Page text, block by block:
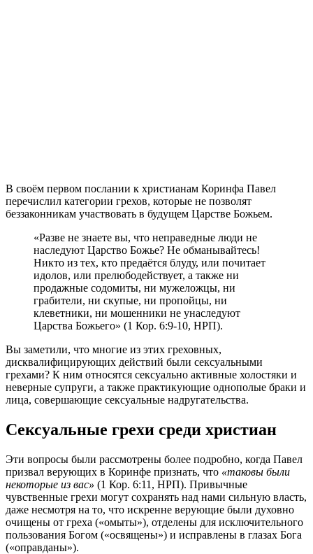
В своём первом послании к христианам Коринфа Павел
перечислил категории грехов, которые не позволят
беззаконникам участвовать в будущем Царстве Божьем.
«Разве не знаете вы, что неправедные люди не
наследуют Царство Божье? Не обманывайтесь!
Никто из тех, кто предаётся блуду, или почитает
идолов, или прелюбодействует, а также ни
продажные содомиты, ни мужеложцы, ни
грабители, ни скупые, ни пропойцы, ни
клеветники, ни мошенники не унаследуют
Царства Божьего» (1 Кор. 6:9-10, НРП).
Вы заметили, что многие из этих греховных,
дисквалифицирующих действий были сексуальными
грехами? К ним относятся сексуально активные холостяки и
неверные супруги, а также практикующие однополые браки и
лица, совершающие сексуальные надругательства.
Сексуальные грехи среди христиан
Эти вопросы были рассмотрены более подробно, когда Павел
призвал верующих в Коринфе признать, что «таковы были
некоторые из вас» (1 Кор. 6:11, НРП). Привычные
чувственные грехи могут сохранять над нами сильную власть,
даже несмотря на то, что искренне верующие были духовно
очищены от греха («омыты»), отделены для исключительного
пользования Богом («освящены») и исправлены в глазах Бога
(«оправданы»).